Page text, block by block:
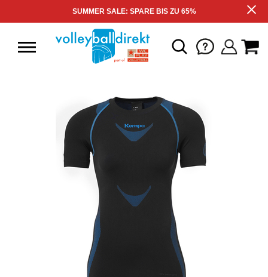
SUMMER SALE: SPARE BIS ZU 65%